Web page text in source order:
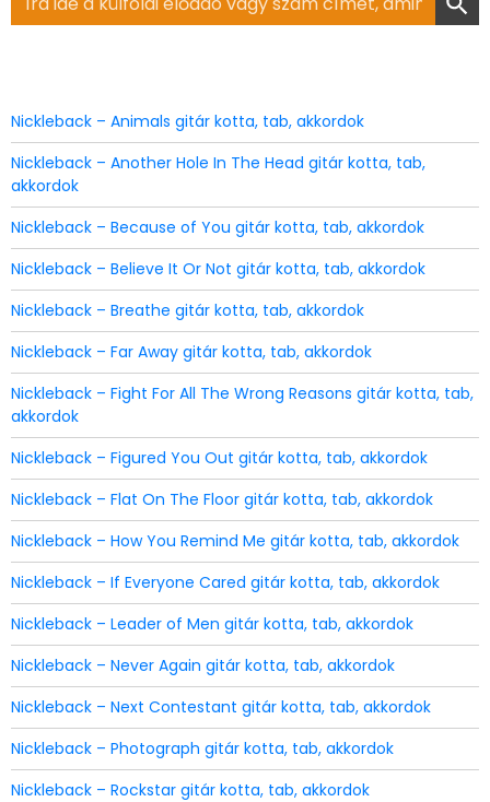
for:
Nickleback – Animals gitár kotta, tab, akkordok
Nickleback – Another Hole In The Head gitár kotta, tab,
akkordok
Nickleback – Because of You gitár kotta, tab, akkordok
Nickleback – Believe It Or Not gitár kotta, tab, akkordok
Nickleback – Breathe gitár kotta, tab, akkordok
Nickleback – Far Away gitár kotta, tab, akkordok
Nickleback – Fight For All The Wrong Reasons gitár kotta, tab,
akkordok
Nickleback – Figured You Out gitár kotta, tab, akkordok
Nickleback – Flat On The Floor gitár kotta, tab, akkordok
Nickleback – How You Remind Me gitár kotta, tab, akkordok
Nickleback – If Everyone Cared gitár kotta, tab, akkordok
Nickleback – Leader of Men gitár kotta, tab, akkordok
Nickleback – Never Again gitár kotta, tab, akkordok
Nickleback – Next Contestant gitár kotta, tab, akkordok
Nickleback – Photograph gitár kotta, tab, akkordok
Nickleback – Rockstar gitár kotta, tab, akkordok